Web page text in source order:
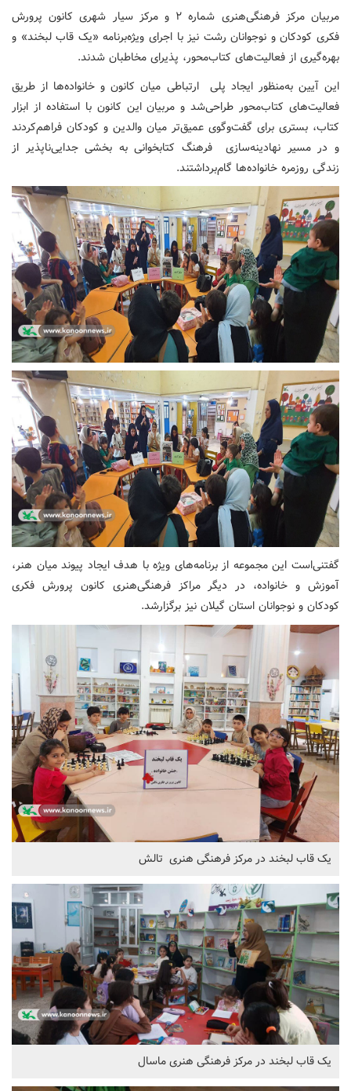
مربیان مرکز فرهنگی‌هنری شماره ۲ و مرکز سیار شهری کانون پرورش
فکری کودکان و نوجوانان رشت نیز با اجرای ویژه‌برنامه «یک قاب لبخند» و
بهره‌گیری از فعالیت‌های کتاب‌محور، پذیرای مخاطبان شدند.
این آیین به‌منظور ایجاد پلی ارتباطی میان کانون و خانواده‌ها از طریق
فعالیت‌های کتاب‌محور طراحی‌شد و مربیان این کانون با استفاده از ابزار
کتاب، بستری برای گفت‌وگوی عمیق‌تر میان والدین و کودکان فراهم‌کردند
و در مسیر نهادینه‌سازی فرهنگ کتابخوانی به بخشی جدایی‌ناپذیر از
زندگی روزمره خانواده‌ها گام‌برداشتند.
گفتنی‌است این مجموعه از برنامه‌های ویژه با هدف ایجاد پیوند میان هنر،
آموزش و خانواده، در دیگر مراکز فرهنگی‌هنری کانون پرورش فکری
کودکان و نوجوانان استان گیلان نیز برگزارشد.
یک قاب لبخند در مرکز فرهنگی هنری تالش
یک قاب لبخند در مرکز فرهنگی هنری ماسال